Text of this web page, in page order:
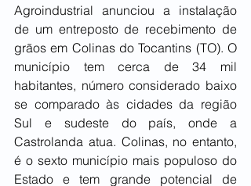
Agroindustrial anunciou a instalação
de um entreposto de recebimento de
grãos em Colinas do Tocantins (TO). O
município tem cerca de 34 mil
habitantes, número considerado baixo
se comparado às cidades da região
Sul e sudeste do país, onde a
Castrolanda atua. Colinas, no entanto,
é o sexto município mais populoso do
Estado e tem grande potencial de